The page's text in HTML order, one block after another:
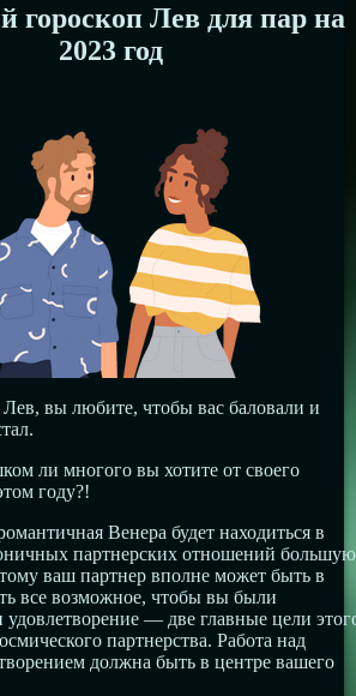
гороскоп Лев для пар на
2023 год
вы любите, чтобы вас баловали и
ли многого вы хотите от своего
году?!
Венера будет находиться в
партнерских отношений большую
ваш партнер вполне может быть в
все возможное, чтобы вы были
— две главные цели
партнерства. Работа над
должна быть в центре вашего